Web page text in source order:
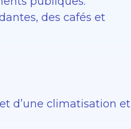
des cafés et
d’une climatisation et